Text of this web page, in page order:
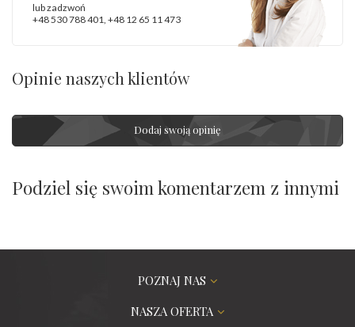
lub zadzwoń
+48 530 788 401 +48 12 65 11 473
Opinie naszych klientów
Dodaj swoją opinię
Podziel się swoim komentarzem z innymi
POZNAJ NAS
NASZA OFERTA